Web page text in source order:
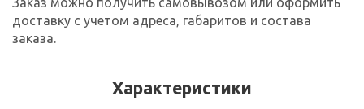
доставку с учетом адреса, габаритов и состава
заказа.
Характеристики